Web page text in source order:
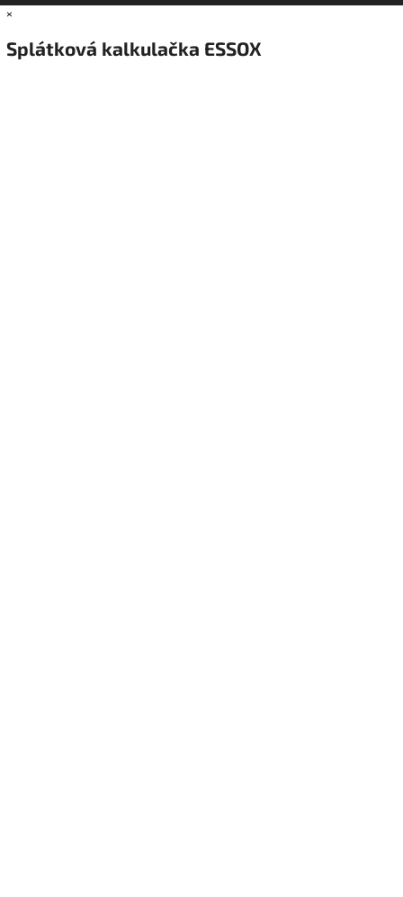
×
Splátková kalkulačka ESSOX